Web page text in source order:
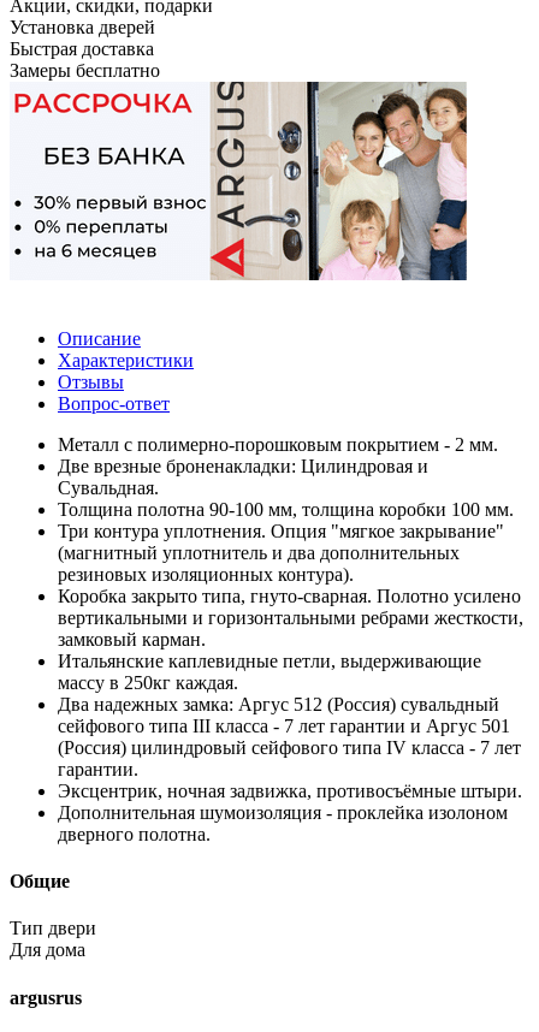
Акции, скидки, подарки
Установка дверей
Быстрая доставка
Замеры бесплатно
Описание
Характеристики
Отзывы
Вопрос-ответ
Металл с полимерно-порошковым покрытием - 2 мм.
Две врезные броненакладки: Цилиндровая и
Сувальдная.
Толщина полотна 90-100 мм, толщина коробки 100 мм.
Три контура уплотнения. Опция "мягкое закрывание"
(магнитный уплотнитель и два дополнительных
резиновых изоляционных контура).
Коробка закрыто типа, гнуто-сварная. Полотно усилено
вертикальными и горизонтальными ребрами жесткости,
замковый карман.
Итальянские каплевидные петли, выдерживающие
массу в 250кг каждая.
Два надежных замка: Аргус 512 (Россия) сувальдный
сейфового типа III класса - 7 лет гарантии и Аргус 501
(Россия) цилиндровый сейфового типа IV класса - 7 лет
гарантии.
Эксцентрик, ночная задвижка, противосъёмные штыри.
Дополнительная шумоизоляция - проклейка изолоном
дверного полотна.
Общие
Тип двери
Для дома
argusrus